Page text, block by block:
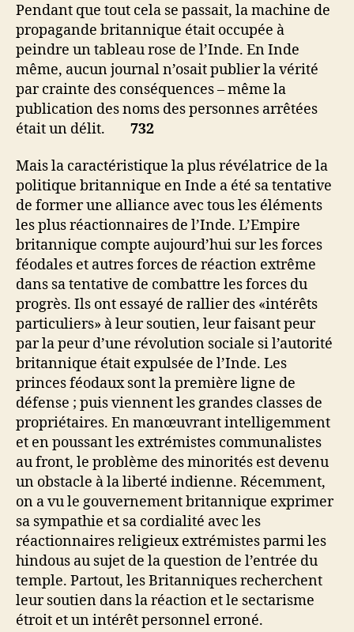
Pendant que tout cela se passait, la machine de
propagande britannique était occupée à
peindre un tableau rose de l’Inde. En Inde
même, aucun journal n’osait publier la vérité
par crainte des conséquences – même la
publication des noms des personnes arrêtées
était un délit. 732
Mais la caractéristique la plus révélatrice de la
politique britannique en Inde a été sa tentative
de former une alliance avec tous les éléments
les plus réactionnaires de l’Inde. L’Empire
britannique compte aujourd’hui sur les forces
féodales et autres forces de réaction extrême
dans sa tentative de combattre les forces du
progrès. Ils ont essayé de rallier des «intérêts
particuliers» à leur soutien, leur faisant peur
par la peur d’une révolution sociale si l’autorité
britannique était expulsée de l’Inde. Les
princes féodaux sont la première ligne de
défense ; puis viennent les grandes classes de
propriétaires. En manœuvrant intelligemment
et en poussant les extrémistes communalistes
au front, le problème des minorités est devenu
un obstacle à la liberté indienne. Récemment,
on a vu le gouvernement britannique exprimer
sa sympathie et sa cordialité avec les
réactionnaires religieux extrémistes parmi les
hindous au sujet de la question de l’entrée du
temple. Partout, les Britanniques recherchent
leur soutien dans la réaction et le sectarisme
étroit et un intérêt personnel erroné.